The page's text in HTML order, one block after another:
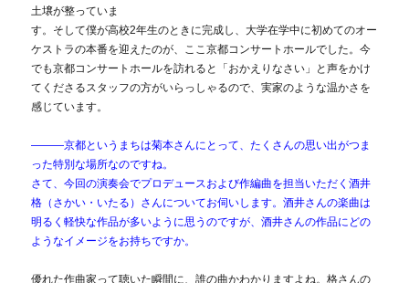
土壌が整っていま
す。そして僕が高校2年生のときに完成し、大学在学中に初めてのオー
ケストラの本番を迎えたのが、ここ京都コンサートホールでした。今
でも京都コンサートホールを訪れると「おかえりなさい」と声をかけ
てくださるスタッフの方がいらっしゃるので、実家のような温かさを
感じています。
―――京都というまちは菊本さんにとって、たくさんの思い出がつま
った特別な場所なのですね。
さて、今回の演奏会でプロデュースおよび作編曲を担当いただく酒井
格（さかい・いたる）さんについてお伺いします。酒井さんの楽曲は
明るく軽快な作品が多いように思うのですが、酒井さんの作品にどの
ようなイメージをお持ちですか。
優れた作曲家って聴いた瞬間に、誰の曲かわかりますよね。格さんの